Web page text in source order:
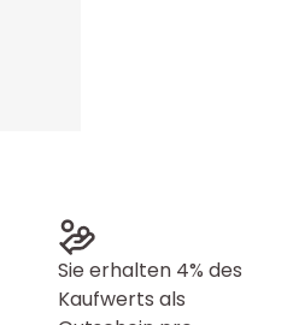
Sie erhalten 4% des
Kaufwerts als